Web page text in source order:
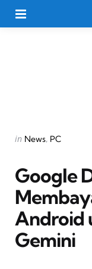
Categories
Posted
in News PC
Google
Android
Gemini